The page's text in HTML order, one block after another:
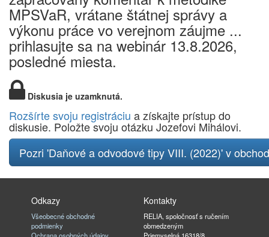
MPSVaR, vrátane štátnej správy a
výkonu práce vo verejnom záujme ...
prihlasujte sa na webinár 13.8.2026,
posledné miesta.
Diskusia je uzamknutá.
Rozšírte svoju registráciu a získajte prístup do
diskusie. Položte svoju otázku Jozefovi Mihálovi.
Pozri 'Daňové a odvodové tipy VIII. (2022)' v
Odkazy
Všeobecné obchodné
podmienky
Kontakty
RELIA, spoločnosť s ručením
obmedzeným